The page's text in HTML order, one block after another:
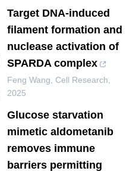
Target DNA-induced
filament formation and
nuclease activation of
SPARDA complex
Feng Wang Cell Research
2025
Glucose starvation
mimetic aldometanib
removes immune
barriers permitting